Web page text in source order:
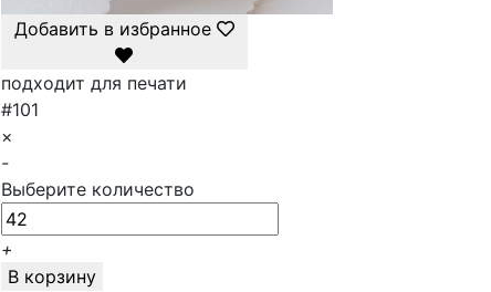
Добавить в избранное
подходит для печати
#101
×
-
Выберите количество
+
В корзину